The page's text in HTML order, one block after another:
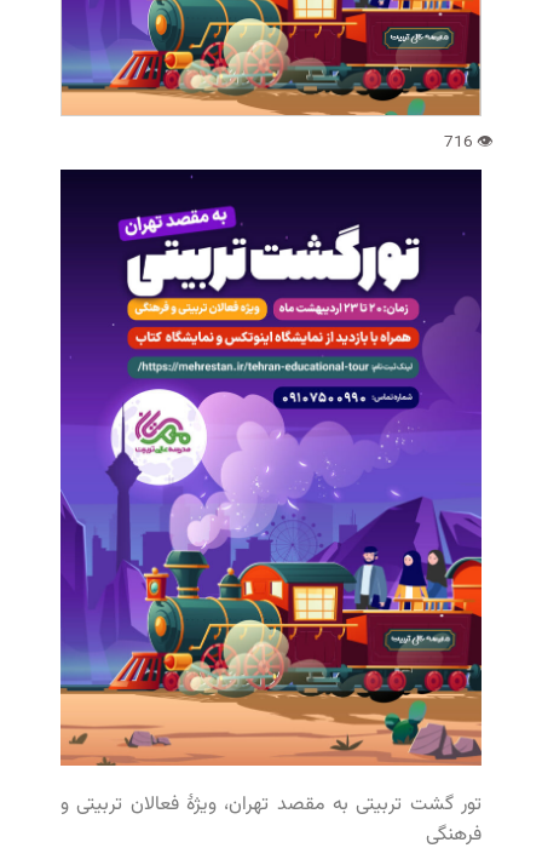
تور گشت تربیتی به مقصد تهران، ویژهٔ فعالان تربیتی و
فرهنگی